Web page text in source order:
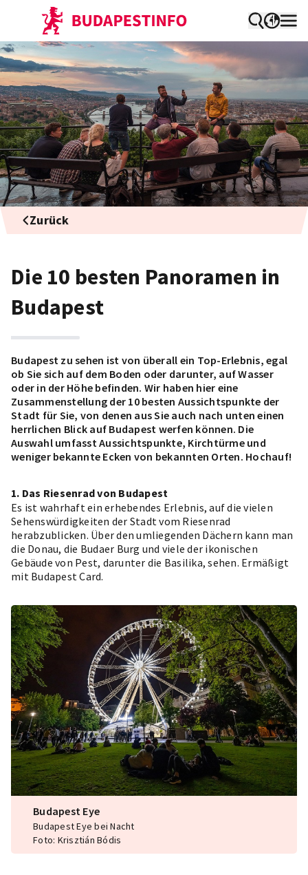
Zurück
Die 10 besten Panoramen in
Budapest
Budapest zu sehen ist von überall ein Top-Erlebnis, egal
ob Sie sich auf dem Boden oder darunter, auf Wasser
oder in der Höhe befinden. Wir haben hier eine
Zusammenstellung der 10 besten Aussichtspunkte der
Stadt für Sie, von denen aus Sie auch nach unten einen
herrlichen Blick auf Budapest werfen können. Die
Auswahl umfasst Aussichtspunkte, Kirchtürme und
weniger bekannte Ecken von bekannten Orten. Hochauf!
1. Das Riesenrad von Budapest
Es ist wahrhaft ein erhebendes Erlebnis, auf die vielen
Sehenswürdigkeiten der Stadt vom Riesenrad
herabzublicken. Über den umliegenden Dächern kann man
die Donau, die Budaer Burg und viele der ikonischen
Gebäude von Pest, darunter die Basilika, sehen. Ermäßigt
mit Budapest Card.
Budapest Eye
Budapest Eye bei Nacht
Foto: Krisztián Bódis